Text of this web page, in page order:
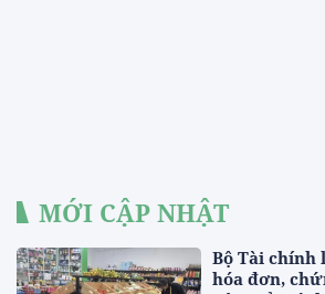
MỚI CẬP NHẬT
Bộ Tài chính
hóa đơn,